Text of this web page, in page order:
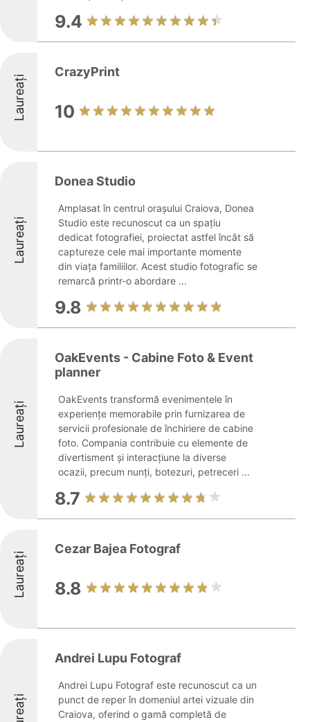
9.4
Laureați
CrazyPrint
10
Laureați
Donea Studio
Amplasat în centrul orașului Craiova, Donea
Studio este recunoscut ca un spațiu
dedicat fotografiei, proiectat astfel încât să
captureze cele mai importante momente
din viața familiilor. Acest studio fotografic se
remarcă printr-o abordare ...
9.8
Laureați
OakEvents - Cabine Foto & Event
planner
OakEvents transformă evenimentele în
experiențe memorabile prin furnizarea de
servicii profesionale de închiriere de cabine
foto. Compania contribuie cu elemente de
divertisment și interacțiune la diverse
ocazii, precum nunți, botezuri, petreceri ...
8.7
Laureați
Cezar Bajea Fotograf
8.8
Andrei Lupu Fotograf
Andrei Lupu Fotograf este recunoscut ca un
punct de reper în domeniul artei vizuale din
Craiova, oferind o gamă completă de